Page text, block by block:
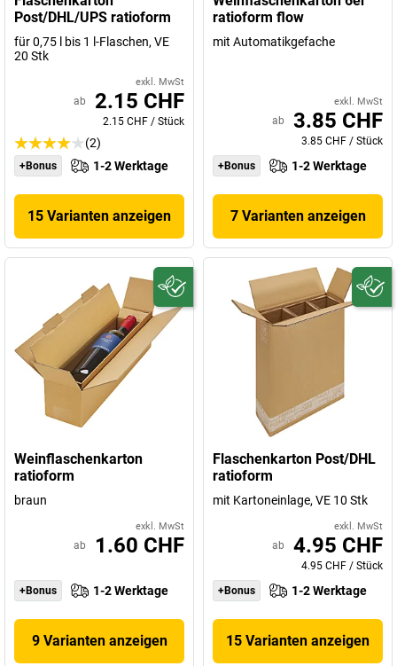
Post/DHL/UPS ratioform
für 0,75 l bis 1 l-Flaschen, VE
20 Stk
exkl. MwSt
ab 2.15 CHF
2.15 CHF / Stück
(2)
+Bonus 1-2 Werktage
15 Varianten anzeigen
ratioform flow
mit Automatikgefache
exkl. MwSt
ab 3.85 CHF
3.85 CHF / Stück
+Bonus
1-2 Werktage
7 Varianten anzeigen
Weinflaschenkarton
ratioform
braun
exkl. MwSt
ab 1.60 CHF
+Bonus 1-2 Werktage
9 Varianten anzeigen
Flaschenkarton Post/DHL
ratioform
mit Kartoneinlage, VE 10 Stk
exkl. MwSt
ab 4.95 CHF
4.95 CHF / Stück
+Bonus
1-2 Werktage
15 Varianten anzeigen